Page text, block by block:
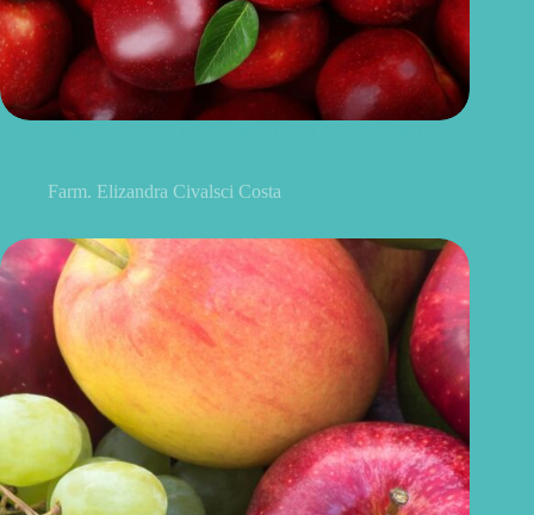
Farm. Elizandra Civalsci Costa